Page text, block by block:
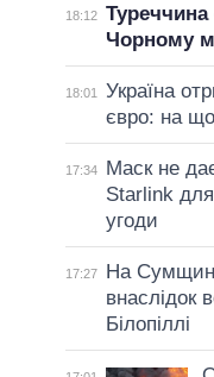
18:12
Чорному
18:01
Україна
євро: на
17:34
Маск не
Starlink
угоди
17:27
На
внаслідок
Білопіллі